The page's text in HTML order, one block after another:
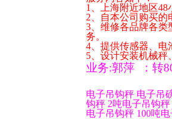
1
、上海附近地区48
2 、自本公司购买
3 、维修各品牌各
务。
4 、提供传感器、
5 、设计安装机械
业务:郭萍 ： 转
电子吊钩秤 电子吊
钩秤 2吨电子吊钩秤
电子吊钩秤 100吨